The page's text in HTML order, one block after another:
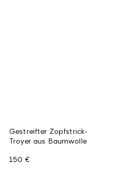
Gestreifter Zopfstrick-
Troyer aus Baumwolle
150 €